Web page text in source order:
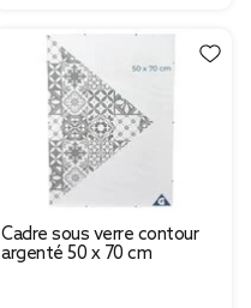
Cadre sous verre contour
argenté 50 x 70 cm